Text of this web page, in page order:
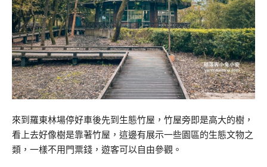
來到羅東林場停好車後先到生態竹屋，竹屋旁即是高大的樹，
看上去好像樹是靠著竹屋，這邊有展示一些園區的生態文物之
類，一樣不用門票錢，遊客可以自由參觀。